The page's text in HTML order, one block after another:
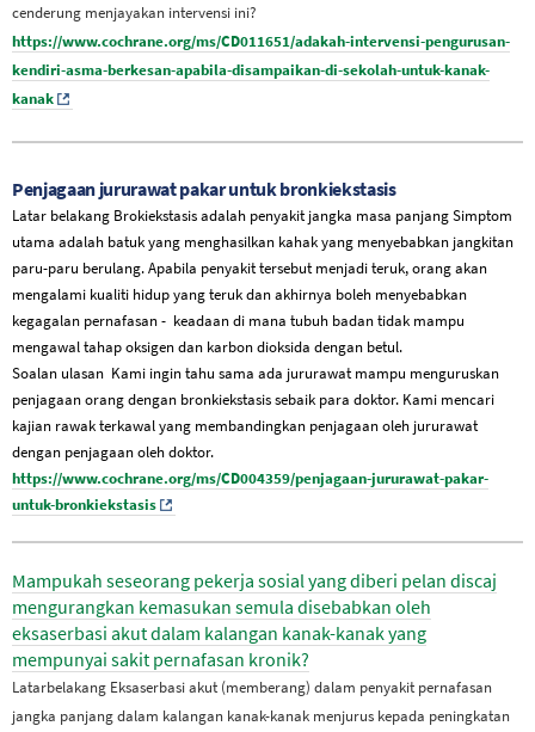
cenderung menjayakan intervensi ini?
https://www.cochrane.org/ms/CD011651/adakah-intervensi-pengurusan-
kendiri-asma-berkesan-apabila-disampaikan-di-sekolah-untuk-kanak-
kanak
Penjagaan jururawat pakar untuk bronkiekstasis
Latar belakang Brokiekstasis adalah penyakit jangka masa panjang Simptom
utama adalah batuk yang menghasilkan kahak yang menyebabkan jangkitan
paru-paru berulang. Apabila penyakit tersebut menjadi teruk, orang akan
mengalami kualiti hidup yang teruk dan akhirnya boleh menyebabkan
kegagalan pernafasan - keadaan di mana tubuh badan tidak mampu
mengawal tahap oksigen dan karbon dioksida dengan betul.
Soalan ulasan Kami ingin tahu sama ada jururawat mampu menguruskan
penjagaan orang dengan bronkiekstasis sebaik para doktor. Kami mencari
kajian rawak terkawal yang membandingkan penjagaan oleh jururawat
dengan penjagaan oleh doktor.
https://www.cochrane.org/ms/CD004359/penjagaan-jururawat-pakar-
untuk-bronkiekstasis
Mampukah seseorang pekerja sosial yang diberi pelan discaj
mengurangkan kemasukan semula disebabkan oleh
eksaserbasi akut dalam kalangan kanak-kanak yang
mempunyai sakit pernafasan kronik?
Latarbelakang Eksaserbasi akut (memberang) dalam penyakit pernafasan
jangka panjang dalam kalangan kanak-kanak menjurus kepada peningkatan